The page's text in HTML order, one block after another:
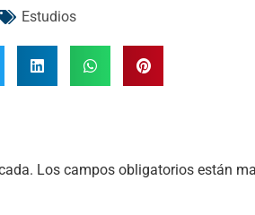
Estudios
Los campos obligatorios están